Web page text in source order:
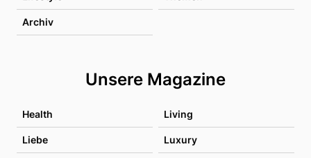
Archiv
Unsere Magazine
Health Living
Liebe Luxury